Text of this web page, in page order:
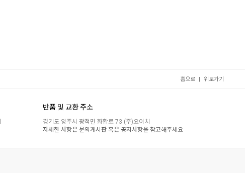
홈으로 | 위로가기
반품 및 교환 주소
경기도 양주시 광적면 화합로 73 (주)요이치
자세한 사항은 문의게시판 혹은 공지사항을 참고해주세요